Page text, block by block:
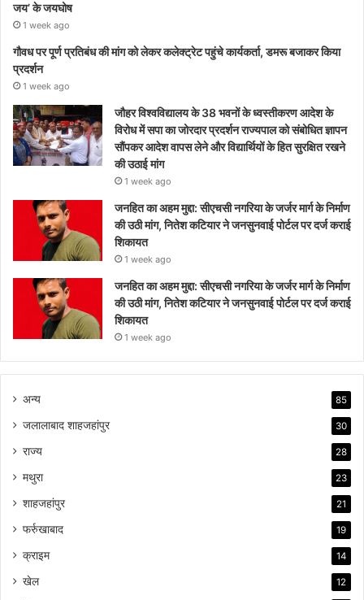
जय’ के जयघोष
1 week ago
गौवध पर पूर्ण प्रतिबंध की मांग को लेकर कलेक्ट्रेट पहुंचे कार्यकर्ता, डमरू बजाकर किया
प्रदर्शन
1 week ago
जौहर विश्वविद्यालय के 38 भवनों के ध्वस्तीकरण आदेश के
विरोध में सपा का जोरदार प्रदर्शन राज्यपाल को संबोधित ज्ञापन
सौंपकर आदेश वापस लेने और विद्यार्थियों के हित सुरक्षित रखने
की उठाई मांग
1 week ago
जनहित का अहम मुद्दा: सीएचसी नगरिया के जर्जर मार्ग के निर्माण
की उठी मांग, नितेश कटियार ने जनसुनवाई पोर्टल पर दर्ज कराई
शिकायत
1 week ago
जनहित का अहम मुद्दा: सीएचसी नगरिया के जर्जर मार्ग के निर्माण
की उठी मांग, नितेश कटियार ने जनसुनवाई पोर्टल पर दर्ज कराई
शिकायत
1 week ago
अन्य 85
जलालाबाद शाहजहांपुर 30
राज्य 28
मथुरा 23
शाहजहांपुर 21
फर्रुखाबाद 19
क्राइम 14
खेल 12